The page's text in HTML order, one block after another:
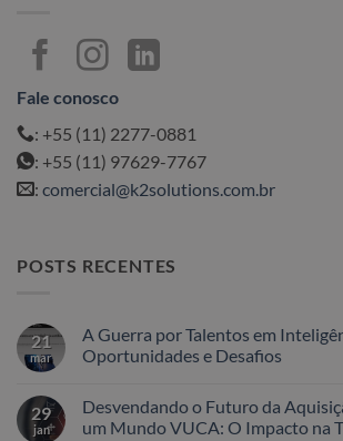
Fale conosco
: +55 (11) 2277-0881
: +55 (11) 97629-7767
: comercial@k2solutions.com.br
POSTS RECENTES
21
mar
A Guerra por Talentos em
Oportunidades e Desafios
em
Guerra
29
jan
Desvendando o Futuro da
um Mundo VUCA: O Impacto na